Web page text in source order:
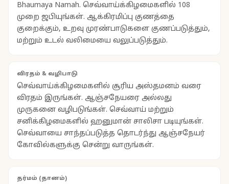
Bhaumaya Namah. செவ்வாய்க்கிழமைகளில் 108
முறை ஜபியுங்கள். ஆக்கிரமிப்பு குணத்தை
குறைக்கும், உறவு முரண்பாடுகளை குணப்படுத்தும்,
மற்றும் உடல் வலிமையை வலுப்படுத்தும்.
விரதம் & வழிபாடு
செவ்வாய்க்கிழமைகளில் சூரிய அஸ்தமனம் வரை
விரதம் இருங்கள். ஆஞ்சநேயரை அல்லது
முருகனை வழிபடுங்கள். செவ்வாய் மற்றும்
சனிக்கிழமைகளில் ஹனுமான் சாலிசா படியுங்கள்.
செவ்வாயை சாந்தப்படுத்த தொடர்ந்து ஆஞ்சநேயர்
கோவில்களுக்கு சென்று வாருங்கள்.
தர்மம் (தானம்)